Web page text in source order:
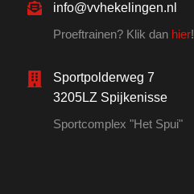
info@vvhekelingen.nl
Proeftrainen? Klik dan hier!
Sportpolderweg 7
3205LZ Spijkenisse
Sportcomplex "Het Spui"